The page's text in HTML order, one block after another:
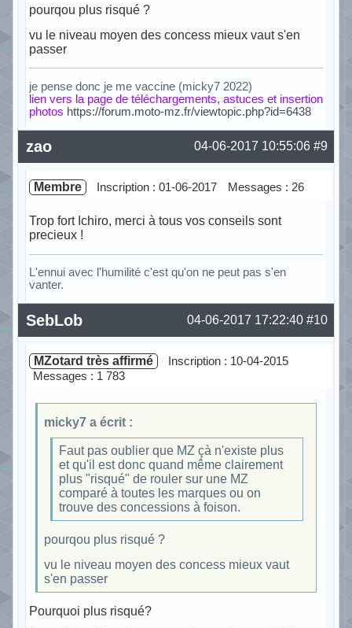
pourqou plus risqué ?
vu le niveau moyen des concess mieux vaut s'en
passer
je pense donc je me vaccine (micky7 2022)
lien vers la page de téléchargements, astuces et insertion
photos https://forum.moto-mz.fr/viewtopic.php?id=6438
Hors ligne #9
04-06-2017 10:55:06
zao
Membre Inscription : 01-06-2017 Messages : 26
Trop fort Ichiro, merci à tous vos conseils sont
precieux !
L'ennui avec l'humilité c'est qu'on ne peut pas s'en
vanter.
Hors ligne #10
04-06-2017 17:22:40
SebLob
MZotard très affirmé
Inscription : 10-04-2015
Messages : 1 783
micky7 a écrit :
Faut pas oublier que MZ çà n'existe plus
et qu'il est donc quand même clairement
plus "risqué" de rouler sur une MZ
comparé à toutes les marques ou on
trouve des concessions à foison.
pourqou plus risqué ?
vu le niveau moyen des concess mieux vaut
s'en passer
Pourquoi plus risqué?